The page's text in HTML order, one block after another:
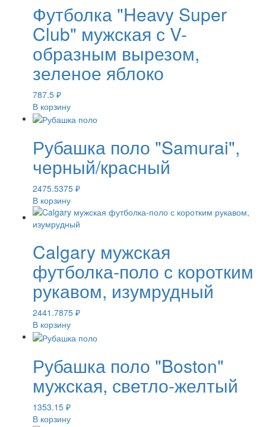
Футболка "Heavy Super
Club" мужская с V-
образным вырезом,
зеленое яблоко
787.5 ₽
В корзину
Рубашка поло "Samurai",
черный/красный
2475.5375 ₽
В корзину
Calgary мужская
футболка-поло с коротким
рукавом, изумрудный
2441.7875 ₽
В корзину
Рубашка поло "Boston"
мужская, светло-желтый
1353.15 ₽
В корзину